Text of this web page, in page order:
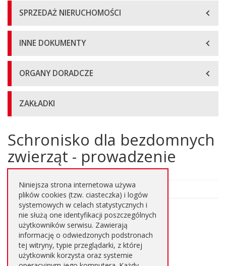
SPRZEDAŻ NIERUCHOMOŚCI
INNE DOKUMENTY
ORGANY DORADCZE
ZAKŁADKI
Główna
treść
strony
Schronisko dla bezdomnych
zwierząt - prowadzenie
Podstrony:
Karta usługi
Wniosek
Niniejsza strona internetowa używa
plików cookies (tzw. ciasteczka) i logów
systemowych w celach statystycznych i
nie służą one identyfikacji poszczególnych
użytkowników serwisu. Zawierają
informację o odwiedzonych podstronach
tej witryny, typie przeglądarki, z której
użytkownik korzysta oraz systemie